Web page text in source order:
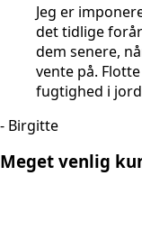
Jeg er
det tidlige
dem senere,
vente på.
fugtighed i
- Birgitte
Meget venlig